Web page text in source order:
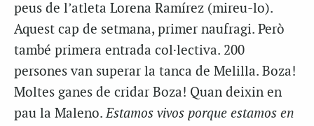
peus de l’atleta Lorena Ramírez (mireu-lo).
Aquest cap de setmana, primer naufragi. Però
també primera entrada col·lectiva. 200
persones van superar la tanca de Melilla. Boza!
Moltes ganes de cridar Boza! Quan deixin en
pau la Maleno.Estamos vivos porque estamos en